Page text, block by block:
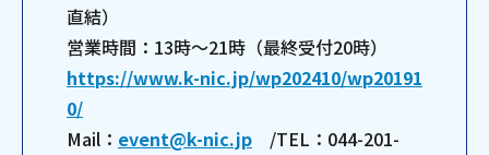
直結）
営業時間：13時～21時（最終受付20時）
https://www.k-nic.jp/wp202410/wp20191
0/
Mail： event@k-nic.jp /TEL：044-201-